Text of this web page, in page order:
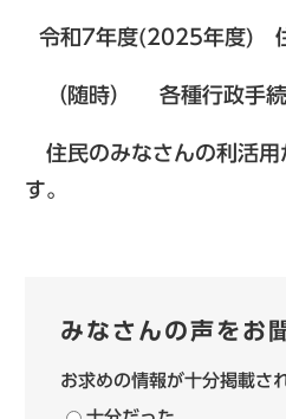
令和7年度(2025年度) 住
（随時） 各種行政手続
住民のみなさんの利活用
す。
みなさんの声をお
お求めの情報が十分掲載さ